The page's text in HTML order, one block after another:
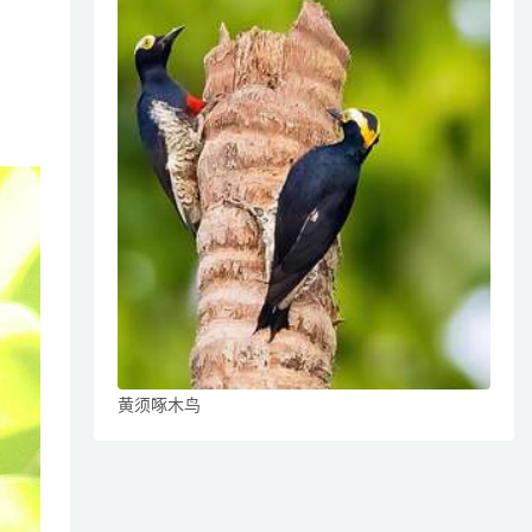
黄须啄木鸟